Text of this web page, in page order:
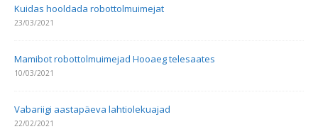
Kuidas hooldada robottolmuimejat
23/03/2021
Mamibot robottolmuimejad Hooaeg telesaates
10/03/2021
Vabariigi aastapäeva lahtiolekuajad
22/02/2021